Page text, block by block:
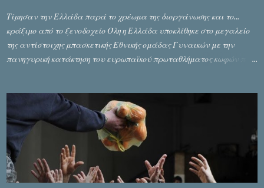
Τίμησαν την Ελλάδα παρά το χρέωμα της διοργάνωσης και το...
κράξιμο από το ξενοδοχείο Όλη η Ελλάδα υποκλίθηκε στο μεγαλείο
της αντίστοιχης μπασκετικής Εθνικής ομάδας Γυναικών με την
πανηγυρική κατάκτηση του ευρωπαϊκού πρωταθλήματος κωφών που
Ζέρβα με την πορεία τους που ολοκληρώθηκε με τη νίκη τους στον
τελικό επί της Λιθουανίας, υπάρχουν και τα δυσάρεστα. Τα πολύ
δυσάρεστα...